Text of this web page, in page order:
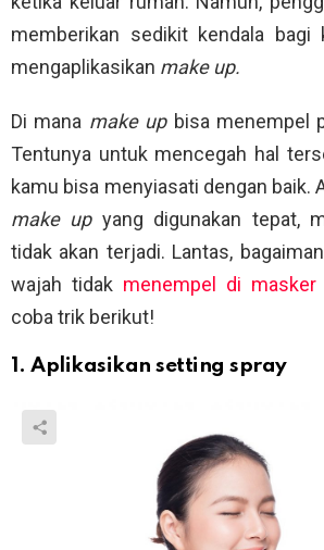
memberikan sedikit kendala bagi
mengaplikasikan make up.
Di mana make up bisa menempel
Tentunya untuk mencegah hal
kamu bisa menyiasati dengan baik.
make up yang digunakan tepat,
tidak akan terjadi. Lantas,
wajah tidak menempel di masker
coba trik berikut!
1. Aplikasikan setting spray